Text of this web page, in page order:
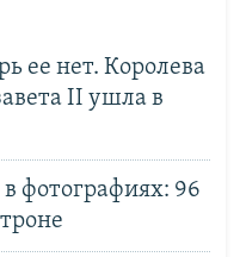
ее нет. Королева
II ушла в
фотографиях: 96